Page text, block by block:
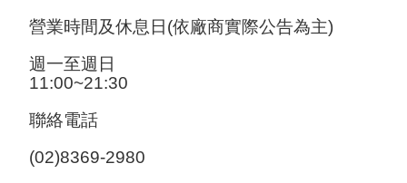
營業時間及休息日(依廠商實際公告為主)
週一至週日
11:00~21:30
聯絡電話
(02)8369-2980